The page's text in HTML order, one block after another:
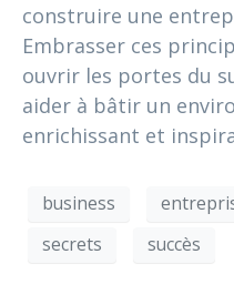
construire une
Embrasser ces
ouvrir les portes du
aider à bâtir un
enrichissant et
business
secrets
succès